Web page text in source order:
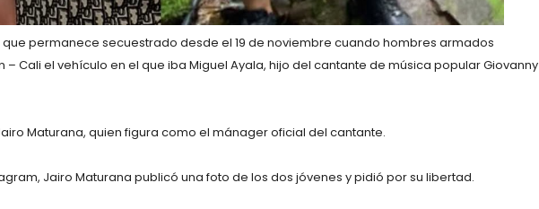
que permanece secuestrado desde el 19 de noviembre cuando hombres armados
Cali el vehículo en el que iba Miguel Ayala, hijo del cantante de música popular Giovanny
Maturana, quien figura como el mánager oficial del cantante.
Jairo Maturana publicó una foto de los dos jóvenes y pidió por su libertad.